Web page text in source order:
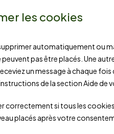
les cookies
automatiquement ou
pas être placés. Une
un message à chaque
de la section Aide de
correctement si tous les
placés après votre